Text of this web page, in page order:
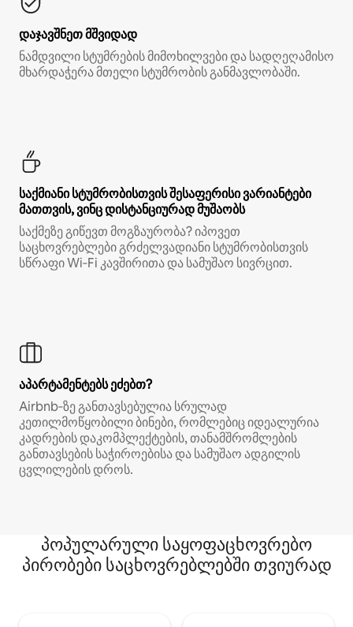
დაჯავშნეთ მშვიდად
ნამდვილი სტუმრების მიმოხილვები და სადღეღამისო
მხარდაჭერა მთელი სტუმრობის განმავლობაში.
საქმიანი სტუმრობისთვის შესაფერისი ვარიანტები
მათთვის, ვინც დისტანციურად მუშაობს
საქმეზე გიწევთ მოგზაურობა? იპოვეთ
საცხოვრებლები გრძელვადიანი სტუმრობისთვის
სწრაფი Wi‑Fi კავშირითა და სამუშაო სივრცით.
აპარტამენტებს ეძებთ?
Airbnb‑ზე განთავსებულია სრულად
კეთილმოწყობილი ბინები, რომლებიც იდეალურია
კადრების დაკომპლექტების, თანამშრომლების
განთავსების საჭიროებისა და სამუშაო ადგილის
ცვლილების დროს.
პოპულარული საყოფაცხოვრებო
პირობები საცხოვრებლებში თვიურად